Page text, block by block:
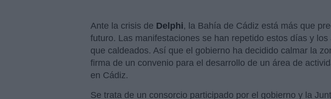
Ante la crisis de Delphi, la Bahía de Cádiz está más que
futuro. Las manifestaciones se han repetido estos días y los
que caldeados. Así que el gobierno ha decidido calmar la
firma de un convenio para el desarrollo de un área de
en Cádiz.
Se trata de un consorcio participado por el gobierno y la